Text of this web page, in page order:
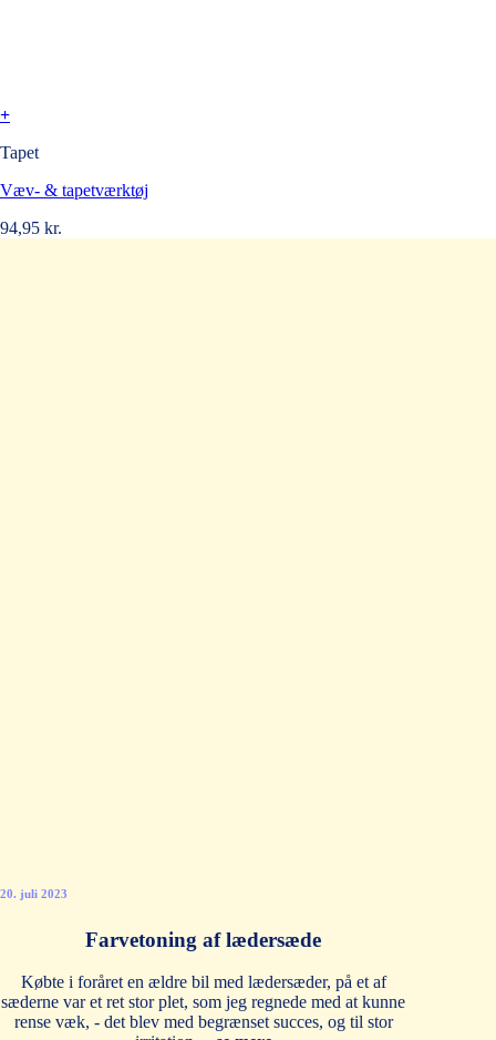
+
Tapet
Væv- & tapetværktøj
94,95 kr.
20. juli 2023
Farvetoning af lædersæde
Købte i foråret en ældre bil med lædersæder, på et af
sæderne var et ret stor plet, som jeg regnede med at kunne
rense væk, - det blev med begrænset succes, og til stor